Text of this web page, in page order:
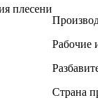
Рабочие
Страна